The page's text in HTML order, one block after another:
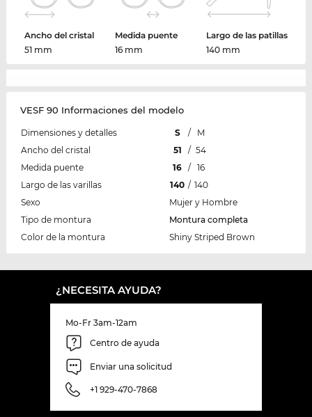
Ancho del cristal
51 mm
Medida puente
16 mm
Largo de las patillas
140 mm
VESF 90 Informaciones del modelo
Dimensiones y detalles S /
M
Ancho del cristal
51 / 54
Medida puente
16 /
16
Largo de las varillas
140 / 140
Sexo
Mujer y Hombre
Tipo de montura
Montura completa
Color de la montura
Shiny Striped Brown
¿NECESITA AYUDA?
Mo-Fr 3am-12am
Centro de ayuda
Enviar una solicitud
+1 929-470-7868